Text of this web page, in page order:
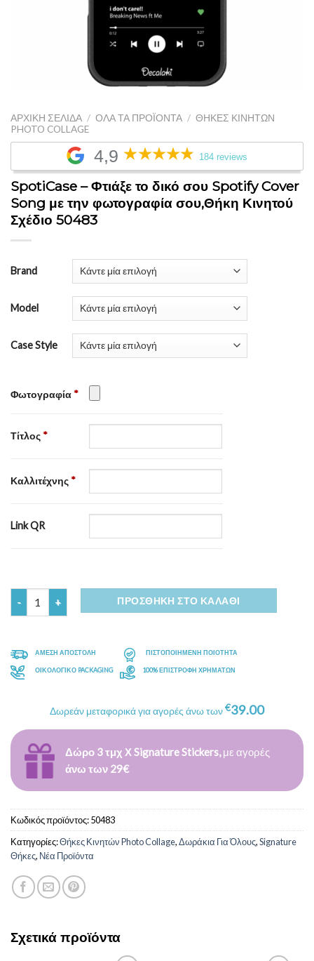
ΑΡΧΙΚΉ ΣΕΛΊΔΑ / ΌΛΑ ΤΑ ΠΡΟΪΌΝΤΑ / ΘΉΚΕΣ ΚΙΝΗΤΏΝ
PHOTO COLLAGE
4,9 184 reviews
SpotiCase – Φτιάξε το δικό σου Spotify Cover
Song με την φωτογραφία σου,Θήκη Κινητού
Σχέδιο 50483
Brand
Model
Case Style
Φωτογραφία *
Τίτλος *
Καλλιτέχνης *
Link QR
Ποσότητα ΠΡΟΣΘΉΚΗ ΣΤΟ ΚΑΛΆΘΙ
ΑΜΕΣΗ ΑΠΟΣΤΟΛΗ ΠΙΣΤΟΠΟΙΗΜΕΝΗ ΠΟΙΟΤΗΤΑ
ΟΙΚΟΛΟΓΙΚΟ PACKAGING 100% ΕΠΙΣΤΡΟΦΗ ΧΡΗΜΑΤΩΝ
Δωρεάν μεταφορικά για αγορές άνω των€39.00
Δώρο 3 τμχ Χ Signature Stickers,με αγορές
άνω των 29€
Κωδικός προϊόντος:50483
Κατηγορίες:Θήκες Κινητών Photo Collage,Δωράκια Για Όλους,Signature
Θήκες, Νέα Προϊόντα
Σχετικά προϊόντα